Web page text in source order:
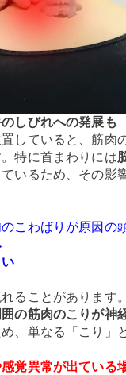
しびれへの発展も
していると、筋肉
特に首まわりには
ているため、その影
こわばりが原因の
ることがあります。
の筋肉のこりが神
め、単なる「こり」
覚異常が出ている